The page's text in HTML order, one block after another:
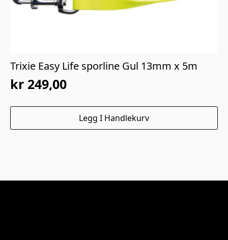
Trixie Easy Life sporline Gul 13mm x 5m
kr 249,00
Legg I Handlekurv